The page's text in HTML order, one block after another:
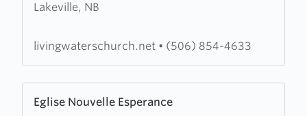
Lakeville, NB
Living
Church
livingwaterschurch.net • (506) 854-4633
Eglise Nouvelle Esperance
more